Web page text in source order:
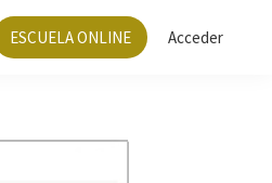
ESCUELA ONLINE Acceder